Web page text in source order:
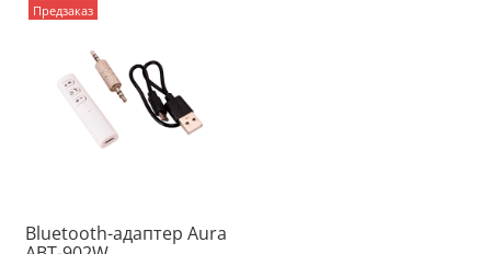
Предзаказ
Bluetooth-адаптер Aura